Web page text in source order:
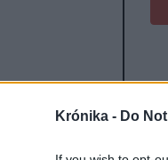
Krónika - Do